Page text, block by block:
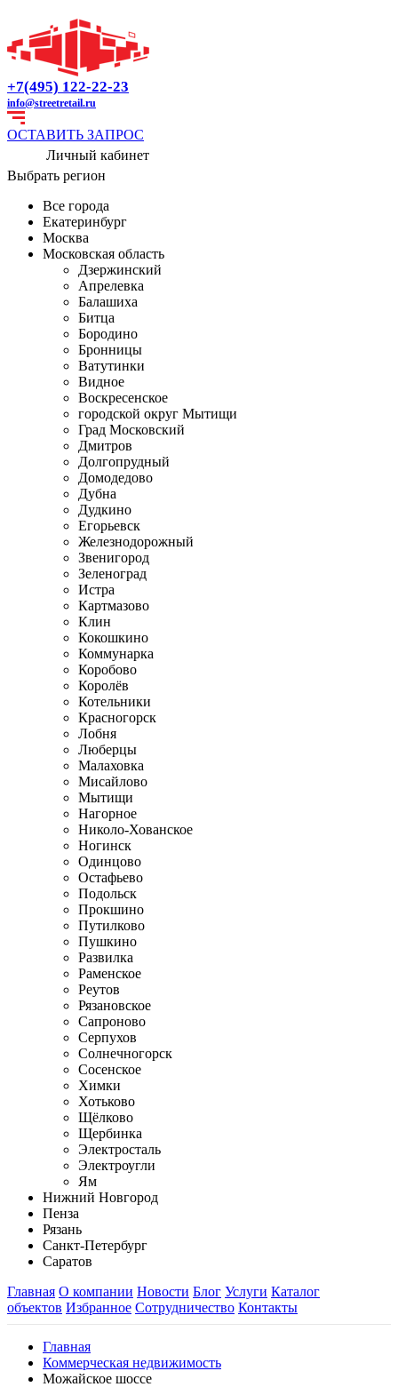
+7(495) 122-22-23
info@streetretail.ru
ОСТАВИТЬ ЗАПРОС
Личный кабинет
Выбрать регион
Все города
Екатеринбург
Москва
Московская область
Дзержинский
Апрелевка
Балашиха
Битца
Бородино
Бронницы
Ватутинки
Видное
Воскресенское
городской округ Мытищи
Град Московский
Дмитров
Долгопрудный
Домодедово
Дубна
Дудкино
Егорьевск
Железнодорожный
Звенигород
Зеленоград
Истра
Картмазово
Клин
Кокошкино
Коммунарка
Коробово
Королёв
Котельники
Красногорск
Лобня
Люберцы
Малаховка
Мисайлово
Мытищи
Нагорное
Николо-Хованское
Ногинск
Одинцово
Остафьево
Подольск
Прокшино
Путилково
Пушкино
Развилка
Раменское
Реутов
Рязановское
Сапроново
Серпухов
Солнечногорск
Сосенское
Химки
Хотьково
Щёлково
Щербинка
Электросталь
Электроугли
Ям
Нижний Новгород
Пенза
Рязань
Санкт-Петербург
Саратов
Главная О компании Новости Блог Услуги Каталог
объектов Избранное Сотрудничество Контакты
Главная
Коммерческая недвижимость
Можайское шоссе